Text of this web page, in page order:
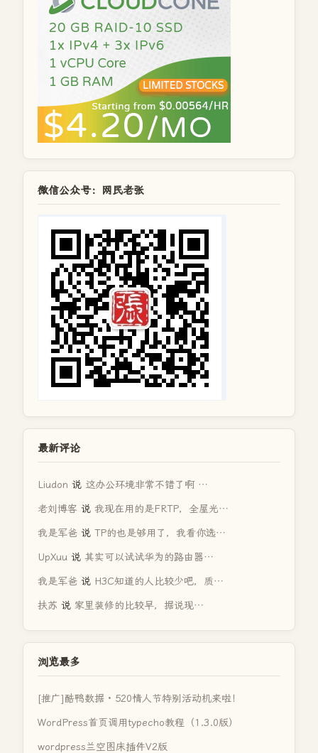
微信公众号：网民老张
最新评论
Liudon 说 这办公环境非常不错了啊 …
老刘博客 说 我现在用的是FRTP，全屋光…
我是军爸 说 TP的也是够用了，我看你选…
UpXuu 说 其实可以试试华为的路由器…
我是军爸 说 H3C知道的人比较少吧，质…
扶苏 说 家里装修的比较早，据说现…
浏览最多
[推广]酷鸭数据 · 520情人节特别活动机来啦！
WordPress首页调用typecho教程（1.3.0版）
wordpress兰空图床插件V2版